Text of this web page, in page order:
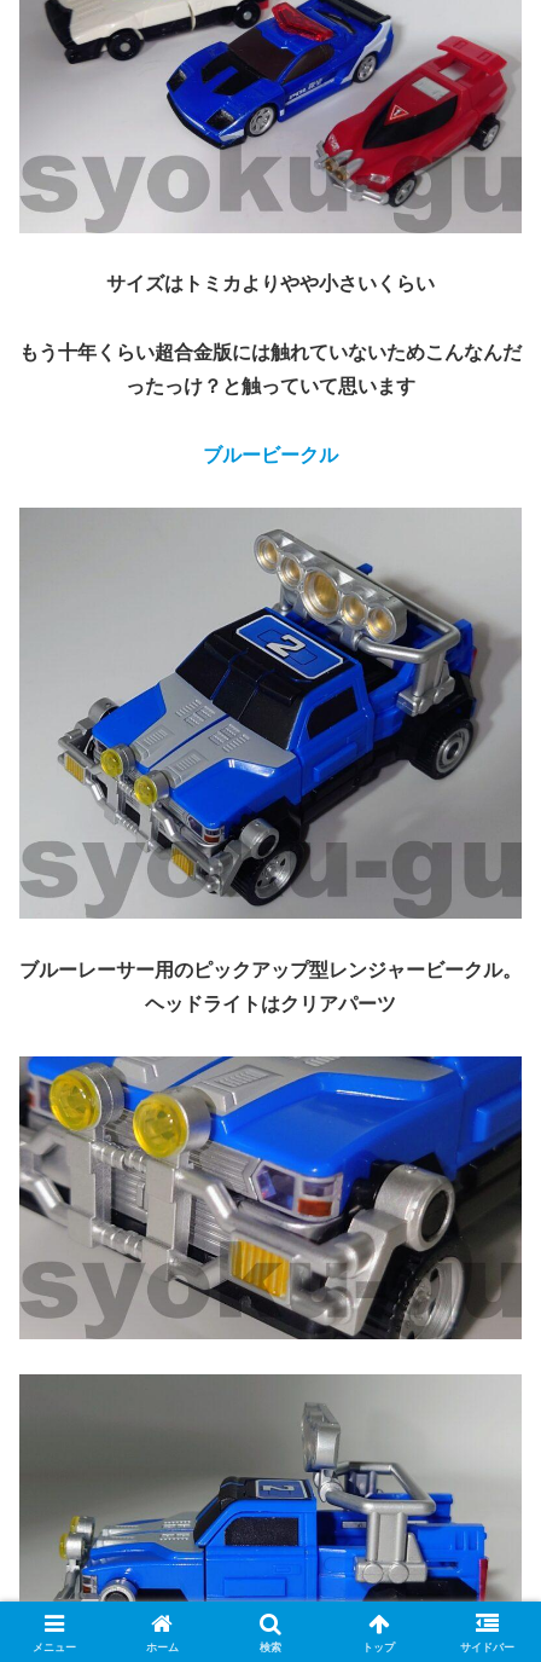
サイズはトミカよりやや小さいくらい
もう十年くらい超合金版には触れていないためこんなんだ
ったっけ？と触っていて思います
ブルービークル
ブルーレーサー用のピックアップ型レンジャービークル。
ヘッドライトはクリアパーツ
メニュー ホーム 検索 トップ サイドバー